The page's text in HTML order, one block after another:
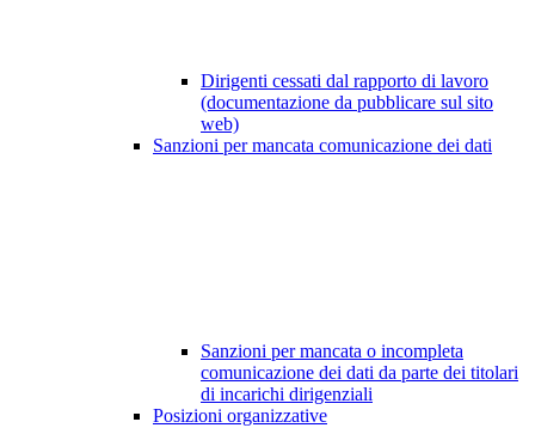
Dirigenti cessati dal rapporto di lavoro
(documentazione da pubblicare sul sito
web)
Sanzioni per mancata comunicazione dei dati
Sanzioni per mancata o incompleta
comunicazione dei dati da parte dei titolari
di incarichi dirigenziali
Posizioni organizzative